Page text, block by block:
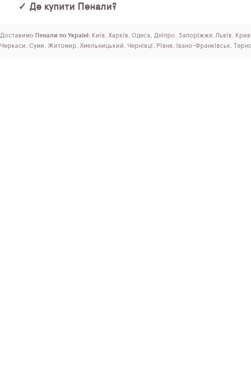
✓ Де купити Пенали?
Доставимо Пенали по Україні : Київ, Харків, Одеса, Дніпро, Запоріжжя, Львів,
Черкаси, Суми, Житомир, Хмельницький, Чернівці, Рівне, Івано-Франківськ,